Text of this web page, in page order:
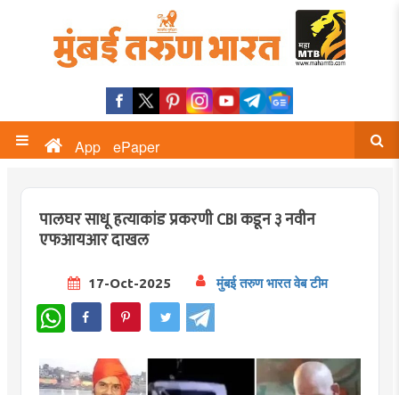
App ePaper
पालघर साधू हत्याकांड प्रकरणी CBI कडून ३ नवीन
एफआयआर दाखल
17-Oct-2025 मुंबई तरुण भारत वेब टीम
WhatsApp